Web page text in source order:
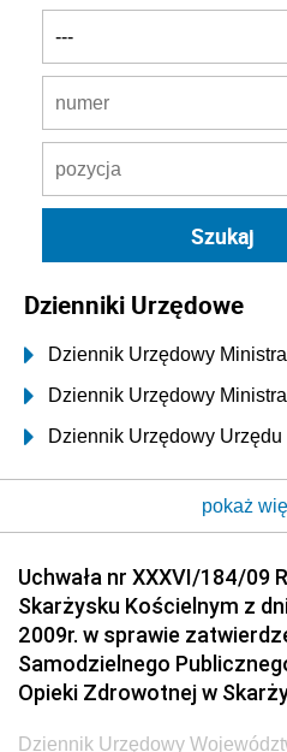
Dzienniki Urzędowe
Dziennik Urzędowy
Dziennik Urzędowy
Dziennik Urzędowy
Dziennik Urzędowy
Elektronicznej
Dziennik Urzędowy
Administracji
Dziennik Urzędowy
Dziennik Urzędowy
pokaż
Uchwała nr XXXVI/184/09
Skarżysku Kościelnym z
2009r. w sprawie
Samodzielnego
Opieki Zdrowotnej w
Dziennik Urzędowy